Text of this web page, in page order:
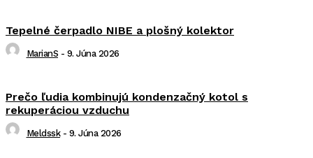
Tepelné čerpadlo NIBE a plošný kolektor
MarianS - 9. Júna 2026
Prečo ľudia kombinujú kondenzačný kotol s
rekuperáciou vzduchu
Meldssk - 9. Júna 2026